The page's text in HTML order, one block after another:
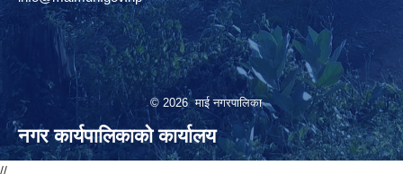
© 2026 माई नगरपालिका
नगर कार्यपालिकाको कार्यालय
//